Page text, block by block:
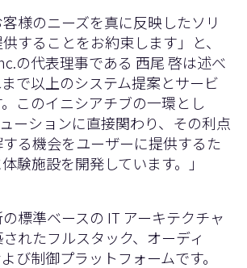
客様のニーズを真に反映したソリ
することをお約束します」と、
の代表理事である 西尾 啓は述べ
で以上のシステム提案とサービ
このイニシアチブの一環とし
ーションに直接関わり、その利点
る機会をユーザーに提供するた
験施設を開発しています。」
標準ベースの IT アーキテクチャ
れたフルスタック、オーディ
び制御プラットフォームです。